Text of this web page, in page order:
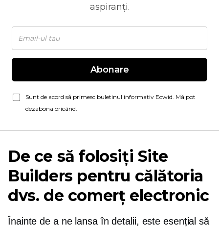
aspiranți.
Abonare
Sunt de acord să primesc buletinul informativ Ecwid. Mă pot
dezabona oricând.
De ce să folosiți Site
Builders pentru călătoria
dvs. de comerț electronic
Înainte de a ne lansa în detalii, este esențial să